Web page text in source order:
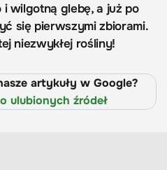
i wilgotną glebę, a już po
się pierwszymi zbiorami.
niezwykłej rośliny!
artykuły w Google?
ulubionych źródeł